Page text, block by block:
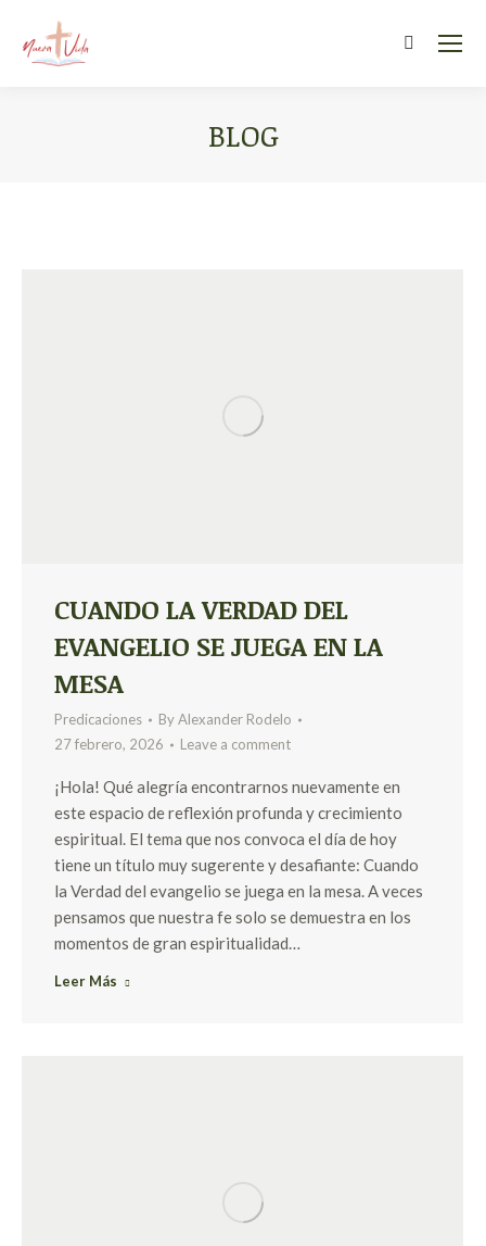
Search:
BLOG
CUANDO LA VERDAD DEL
EVANGELIO SE JUEGA EN LA
MESA
Predicaciones ByAlexander Rodelo
27 febrero, 2026
Leave a comment
¡Hola! Qué alegría encontrarnos nuevamente en
este espacio de reflexión profunda y crecimiento
espiritual. El tema que nos convoca el día de hoy
tiene un título muy sugerente y desafiante: Cuando
la Verdad del evangelio se juega en la mesa. A veces
pensamos que nuestra fe solo se demuestra en los
momentos de gran espiritualidad…
Leer Más